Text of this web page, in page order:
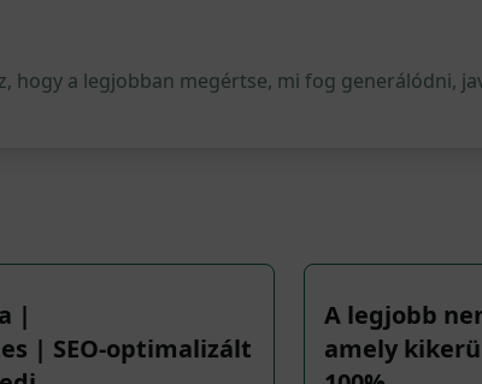
a legjobban megértse, mi fog generálódni,
|
| SEO-optimalizált
A legjobb
amely